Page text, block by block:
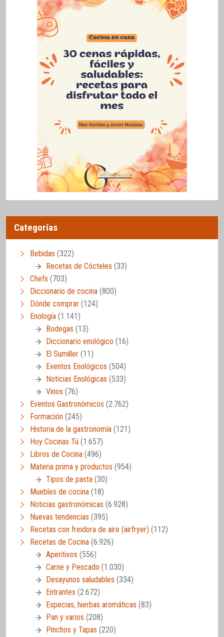
Categorías
Bebidas (322)
Recetas de Cócteles (33)
Chefs (703)
Diccionario de cocina (800)
Dónde comprar (124)
Enología (1.141)
Bodegas (13)
Diccionario enológico (16)
El Sumiller (11)
Eventos Enológicos (504)
Noticias Enológicas (533)
Vinos (76)
Eventos Gastronómicos (2.762)
Formación (245)
Historia de la gastronomía (121)
Hoy Cocinas Tú (1.657)
Libros de Cocina (496)
Materia prima y productos (954)
Tipos de pasta (30)
Muebles de cocina (18)
Noticias gastronómicas (6.928)
Nuevas tendencias (395)
Recetas con freidora de aire (airfryer) (112)
Recetas de Cocina (6.926)
Aperitivos (556)
Carne y Pescado (1.030)
Desayunos saludables (334)
Entrantes (2.672)
Especias, hierbas aromáticas (83)
Pan y varios (208)
Pinchos y Tapas (220)